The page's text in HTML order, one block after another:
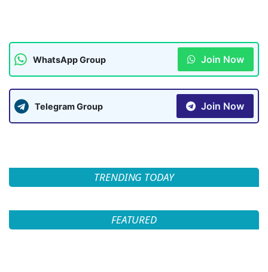
WhatsApp Group Join Now
Telegram Group Join Now
TRENDING TODAY
FEATURED